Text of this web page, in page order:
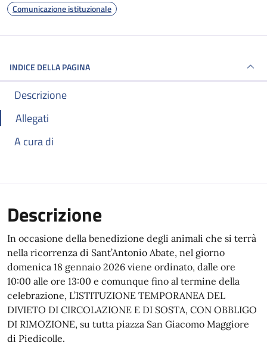
Comunicazione istituzionale
INDICE DELLA PAGINA
Descrizione
Allegati
A cura di
Descrizione
In occasione della benedizione degli animali che si terrà
nella ricorrenza di Sant’Antonio Abate, nel giorno
domenica 18 gennaio 2026 viene ordinato, dalle ore
10:00 alle ore 13:00 e comunque fino al termine della
celebrazione, L’ISTITUZIONE TEMPORANEA DEL
DIVIETO DI CIRCOLAZIONE E DI SOSTA, CON OBBLIGO
DI RIMOZIONE, su tutta piazza San Giacomo Maggiore
di Piedicolle.